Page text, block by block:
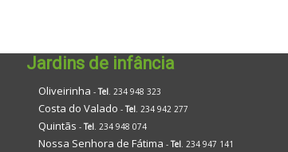
Jardins de infância
Oliveirinha -Tel. 234 948 323
Costa do Valado -Tel. 234 942 277
Quintãs -Tel. 234 948 074
Nossa Senhora de Fátima -Tel. 234 947 141